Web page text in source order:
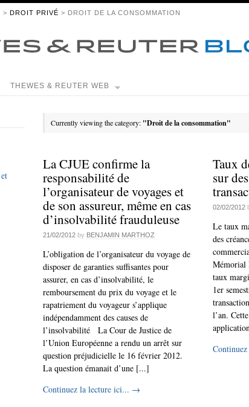
> DROIT PRIVÉ > DROIT DE LA CONSOMMATION
THEWES & REUTER WEB
Currently viewing the category: "Droit de la consommation"
La CJUE confirme la
responsabilité de
l’organisateur de voyages et
de son assureur, même en cas
d’insolvabilité frauduleuse
21/02/2012 by BENJAMIN MARTHOZ
L’obligation de l’organisateur du voyage de
disposer de garanties suffisantes pour
assurer, en cas d’insolvabilité, le
remboursement du prix du voyage et le
rapatriement du voyageur s’applique
indépendamment des causes de
l’insolvabilité La Cour de Justice de
l’Union Européenne a rendu un arrêt sur
question préjudicielle le 16 février 2012.
La question émanait d’une [...]
Continuez la lecture ici... →
Taux
sur
02/02/2012
Le taux
des
Mémorial
taux
1er
l’an.